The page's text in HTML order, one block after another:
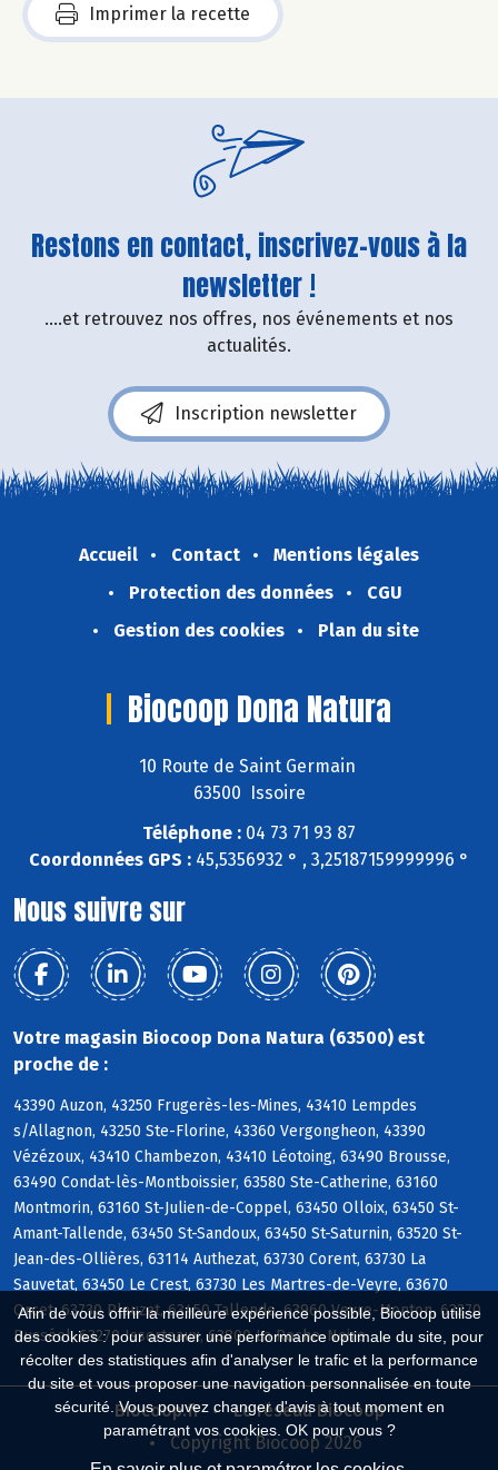
Afin de vous offrir la meilleure expérience possible, Biocoop utilise
des cookies : pour assurer une performance optimale du site, pour
récolter des statistiques afin d'analyser le trafic et la performance
du site et vous proposer une navigation personnalisée en toute
sécurité. Vous pouvez changer d'avis à tout moment en
paramétrant vos cookies. OK pour vous ?
Imprimer la recette
Restons en contact, inscrivez-vous à la
newsletter !
....et retrouvez nos offres, nos événements et nos
actualités.
Inscription newsletter
Accueil Contact
Mentions légales
Protection des données
CGU
Gestion des cookies
Plan du site
Biocoop Dona Natura
10 Route de Saint Germain
63500 Issoire
Téléphone : 04 73 71 93 87
Coordonnées GPS : 45,5356932 ° , 3,25187159999996 °
Nous suivre sur
Votre magasin Biocoop Dona Natura (63500) est
proche de :
43390 Auzon, 43250 Frugerès-les-Mines, 43410 Lempdes
s/Allagnon, 43250 Ste-Florine, 43360 Vergongheon, 43390
Vézézoux, 43410 Chambezon, 43410 Léotoing, 63490 Brousse,
63490 Condat-lès-Montboissier, 63580 Ste-Catherine, 63160
Montmorin, 63160 St-Julien-de-Coppel, 63450 Olloix, 63450 St-
Amant-Tallende, 63450 St-Sandoux, 63450 St-Saturnin, 63520 St-
Jean-des-Ollières, 63114 Authezat, 63730 Corent, 63730 La
Sauvetat, 63450 Le Crest, 63730 Les Martres-de-Veyre, 63670
Orcet, 63730 Plauzat, 63450 Tallende, 63960 Veyre-Monton, 63270
Busséol, 63270 Isserteaux, 63800 La Roche-Noire
Biocoop.fr
Le réseau Biocoop
Copyright Biocoop 2026